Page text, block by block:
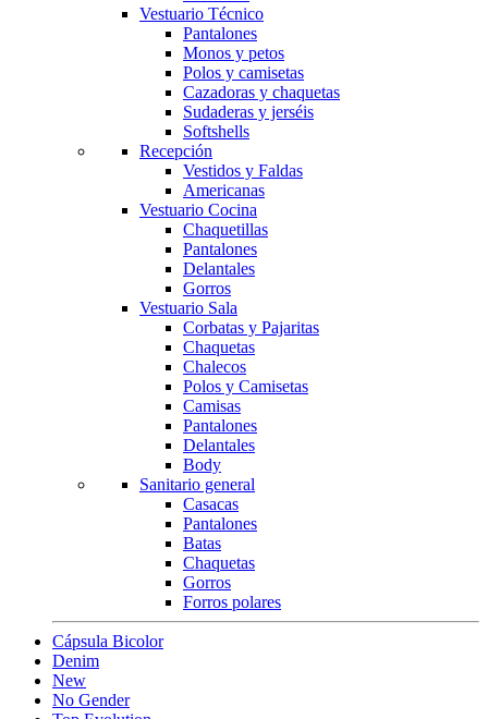
Vestuario Técnico
Pantalones
Monos y petos
Polos y camisetas
Cazadoras y chaquetas
Sudaderas y jerséis
Softshells
Recepción
Vestidos y Faldas
Americanas
Vestuario Cocina
Chaquetillas
Pantalones
Delantales
Gorros
Vestuario Sala
Corbatas y Pajaritas
Chaquetas
Chalecos
Polos y Camisetas
Camisas
Pantalones
Delantales
Body
Sanitario general
Casacas
Pantalones
Batas
Chaquetas
Gorros
Forros polares
Cápsula Bicolor
Denim
New
No Gender
¡Hola! Soy OBRI, tu asistente virtual de Obrerol 🤖Estoy aquí para
ayudarte. Cuéntame qué necesitas… ¡y lo resolvemos juntos!